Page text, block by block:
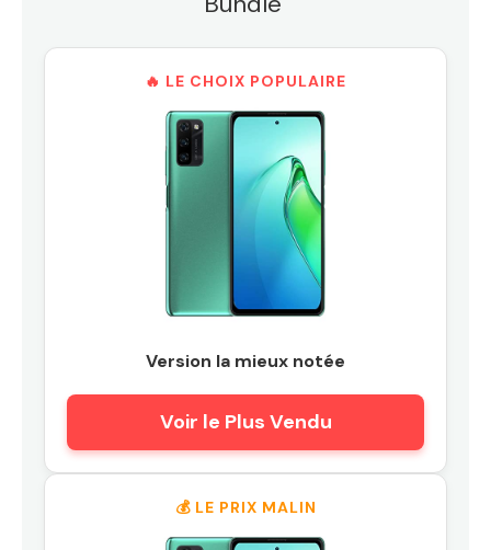
🔥 LE CHOIX POPULAIRE
Version la mieux notée
Voir le Plus Vendu
💰 LE PRIX MALIN